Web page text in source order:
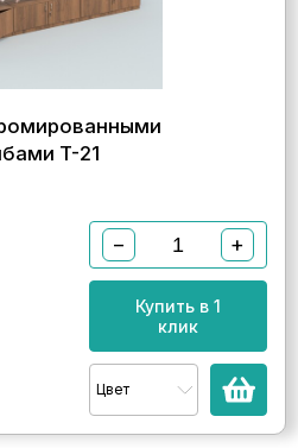
T-21
− +
Купить в 1
клик
Цвет